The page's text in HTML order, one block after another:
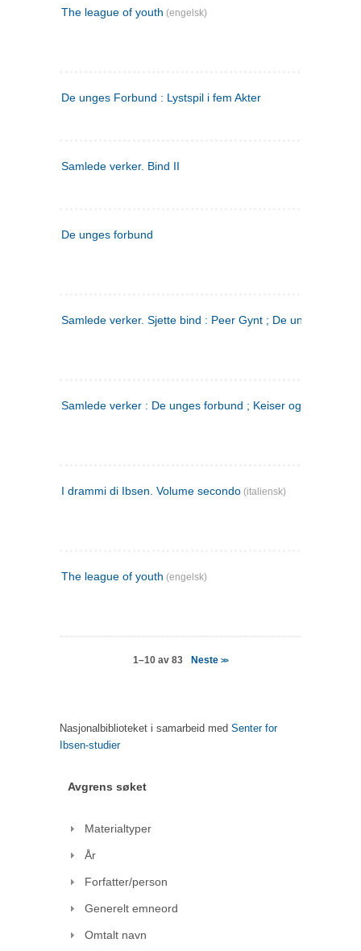
The league of youth (engelsk)
De unges Forbund : Lystspil i fem Akter
Samlede verker. Bind II
De unges forbund
Samlede verker. Sjette bind : Peer Gynt ; De unges
Samlede verker : De unges forbund ; Keiser og Galilæer. 3
I drammi di Ibsen. Volume secondo (italiensk)
The league of youth (engelsk)
1–10 av 83 Neste>>
Nasjonalbiblioteket i samarbeid med Senter for
Ibsen-studier
Avgrens søket
Materialtyper
År
Forfatter/person
Generelt emneord
Omtalt navn